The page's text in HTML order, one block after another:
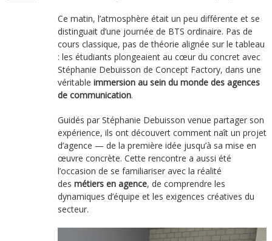
Ce matin, l’atmosphère était un peu différente et se
distinguait d’une journée de BTS ordinaire. Pas de
cours classique, pas de théorie alignée sur le tableau
: les étudiants plongeaient au cœur du concret avec
Stéphanie Debuisson de Concept Factory, dans une
véritable immersion au sein du monde des agences
de communication.
Guidés par Stéphanie Debuisson venue partager son
expérience, ils ont découvert comment naît un projet
d’agence — de la première idée jusqu’à sa mise en
œuvre concrète. Cette rencontre a aussi été
l’occasion de se familiariser avec la réalité
des métiers en agence, de comprendre les
dynamiques d’équipe et les exigences créatives du
secteur.